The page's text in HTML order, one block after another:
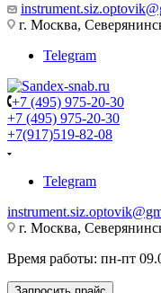
г. Москва,
Telegram
+7 (495) 975-20-30
+7 (495) 975-20-30
+7(917)519-82-08
Telegram
г. Москва,
Время работы: пн-пт